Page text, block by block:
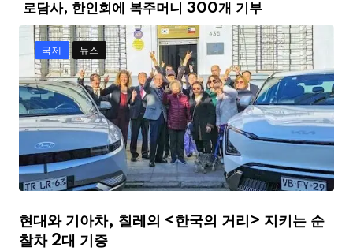
로담사, 한인회에 복주머니 300개 기부
국제 뉴스
현대와 기아차, 칠레의 <한국의 거리> 지키는 순
찰차 2대 기증